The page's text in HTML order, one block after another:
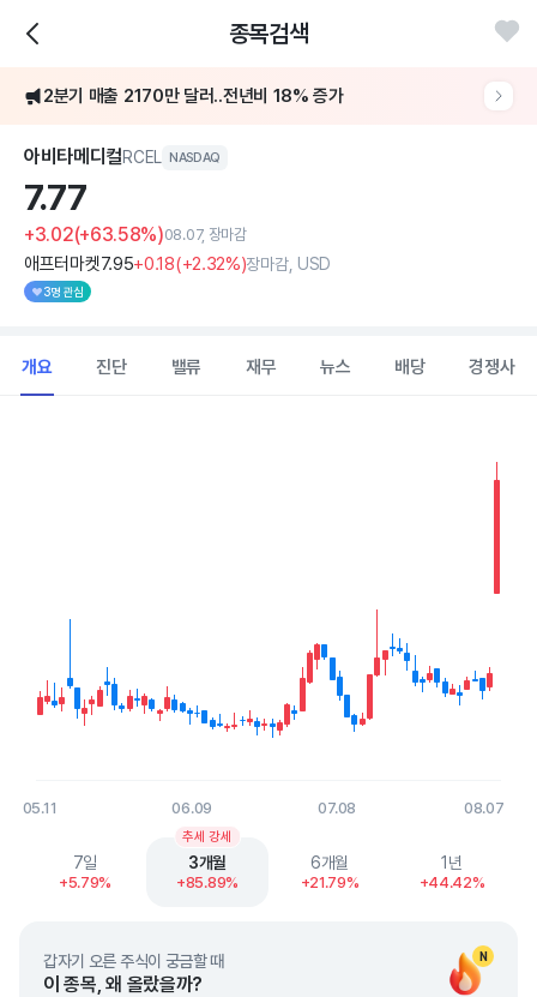
종목검색
2분기 매출 2170만 달러..전년비 18% 증가
아비타메디컬RCEL NASDAQ
7.77
+3.02(+63.58%)08.07, 장마감
애프터마켓7.95+0.18(+2.32%)장마감, USD
3명 관심
개요 진단 밸류 재무 뉴스 배당 경쟁사
The chart has 1 X axis displaying Time. Data ranges from
05.11 06.09 07.08 08.07
End of interactive chart.
7일
+5.79%
3개월
+85.89%
추세 강세
6개월
+21.79%
1년
+44.42%
N
갑자기 오른 주식이 궁금할 때
이 종목, 왜 올랐을까?